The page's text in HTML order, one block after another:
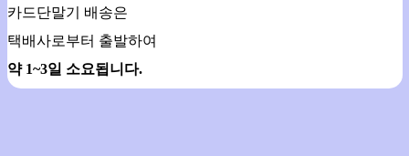
카드단말기 배송은
택배사로부터 출발하여
약 1~3일 소요됩니다.